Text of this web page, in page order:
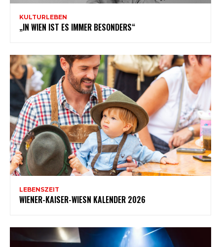
KULTURLEBEN
„IN WIEN IST ES IMMER BESONDERS“
LEBENSZEIT
WIENER-KAISER-WIESN KALENDER 2026